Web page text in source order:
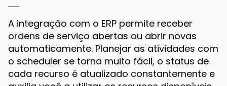
A integração com o ERP permite receber
ordens de serviço abertas ou abrir novas
automaticamente. Planejar as atividades com
o scheduler se torna muito fácil, o status de
cada recurso é atualizado constantemente e